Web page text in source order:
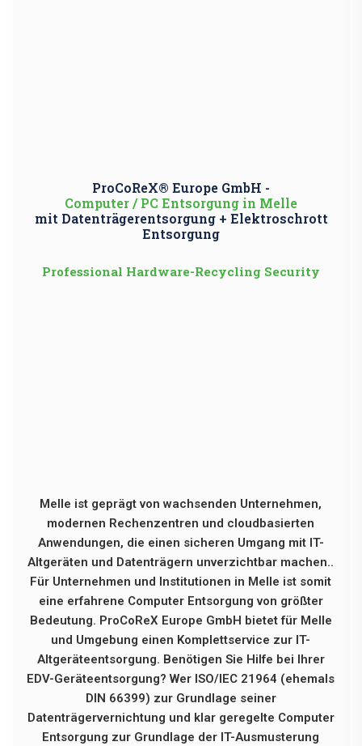
ProCoReX® Europe GmbH -
Computer / PC Entsorgung in Melle
mit Datenträgerentsorgung + Elektroschrott
Entsorgung
Professional Hardware-Recycling Security
Melle ist geprägt von wachsenden Unternehmen,
modernen Rechenzentren und cloudbasierten
Anwendungen, die einen sicheren Umgang mit IT-
Altgeräten und Datenträgern unverzichtbar machen..
Für Unternehmen und Institutionen in Melle ist somit
eine erfahrene Computer Entsorgung von größter
Bedeutung. ProCoReX Europe GmbH bietet für Melle
und Umgebung einen Komplettservice zur IT-
Altgeräteentsorgung. Benötigen Sie Hilfe bei Ihrer
EDV-Geräteentsorgung? Wer ISO/IEC 21964 (ehemals
DIN 66399) zur Grundlage seiner
Datenträgervernichtung und klar geregelte Computer
Entsorgung zur Grundlage der IT-Ausmusterung